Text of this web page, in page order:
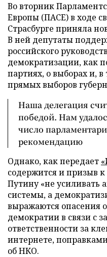
Во вторник
Европы (ПАСЕ) в ходе
Страсбурге приняла
В ней депутаты
российского
демократизации, как
партиях, о выборах и,
прямых выборов
Наша делегация
победой. Нам
число
рекомендацию
Однако, как передает
содержится и призыв
Путину «не усиливать
системы, а
выражаются опасения
демократии в связи с
ответственности за
интернете,
об НКО.